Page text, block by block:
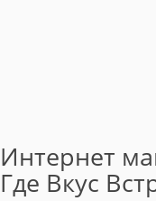
Интернет
Где Вкус